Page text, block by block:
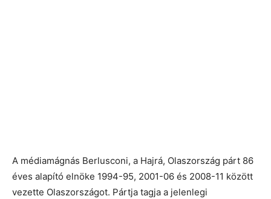
A médiamágnás Berlusconi, a Hajrá, Olaszország párt 86
éves alapító elnöke 1994-95, 2001-06 és 2008-11 között
vezette Olaszországot. Pártja tagja a jelenlegi